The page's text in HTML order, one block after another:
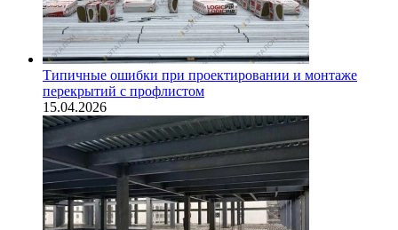
Типичные ошибки при проектировании и монтаже
перекрытий с профлистом
15.04.2026